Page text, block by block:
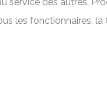
les fonctionnaires, la